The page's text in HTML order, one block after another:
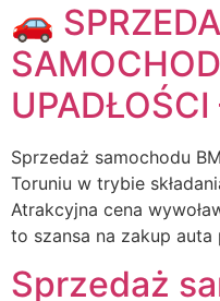
🚗
Sprzedaż samochodu
Toruniu w trybie
Atrakcyjna cena
to szansa na zakup
Sprzedaż